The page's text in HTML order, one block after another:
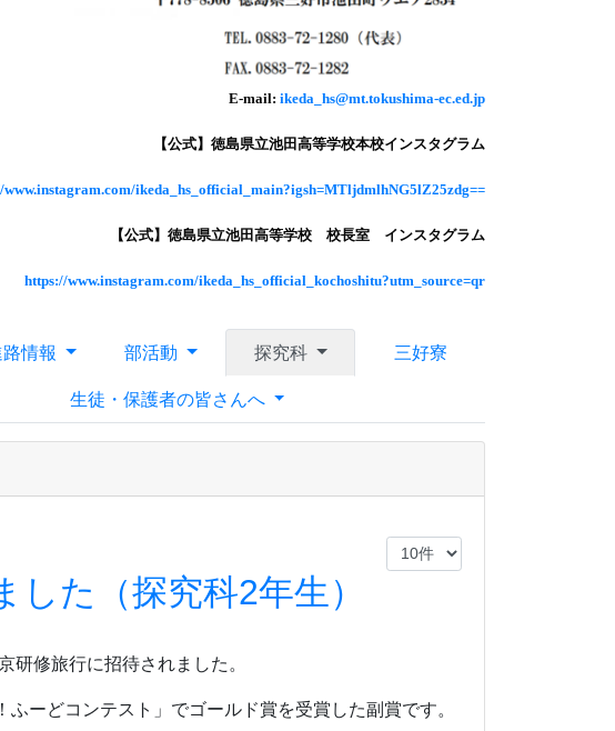
E-mail: ikeda_hs@mt.tokushima-ec.ed.jp
【公式】徳島県立池田高等学校本校インスタグラム
www.instagram.com/ikeda_hs_official_main?igsh=MTljdmlhNG5lZ25zdg==
【公式】徳島県立池田高等学校 校長室 インスタグラム
https://www.instagram.com/ikeda_hs_official_kochoshitu?utm_source=qr
情報 部活動 探究科 三好寮
生徒・保護者の皆さんへ
た（探究科2年生）
研修旅行に招待されました。
ーどコンテスト」でゴールド賞を受賞した副賞です。